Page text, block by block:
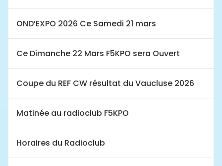
OND’EXPO 2026 Ce Samedi 21 mars
Ce Dimanche 22 Mars F5KPO sera Ouvert
Coupe du REF CW résultat du Vaucluse 2026
Matinée au radioclub F5KPO
Horaires du Radioclub